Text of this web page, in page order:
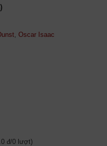
, Oscar Isaac
đ/0 lượt)